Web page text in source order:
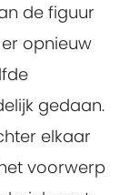
de figuur
opnieuw
gedaan.
elkaar
voorwerp